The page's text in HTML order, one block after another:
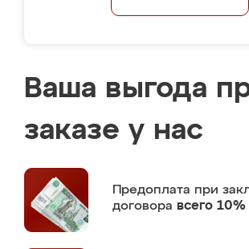
Ваша выгода
заказе у нас
Предоплата при
договора всего 10%